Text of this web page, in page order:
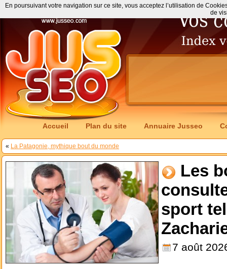
Accueil Plan du site Annuaire Jusseo
« La Patagonie, mythique bout du monde
Les
sport
7 août
En poursuivant votre navigation sur ce site, vous acceptez l’utilisation de
de